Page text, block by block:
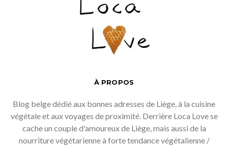
À PROPOS
Blog belge dédié aux bonnes adresses de Liège, à la cuisine
végétale et aux voyages de proximité. Derrière Loca Love se
cache un couple d'amoureux de Liège, mais aussi de la
nourriture végétarienne à forte tendance végétalienne /